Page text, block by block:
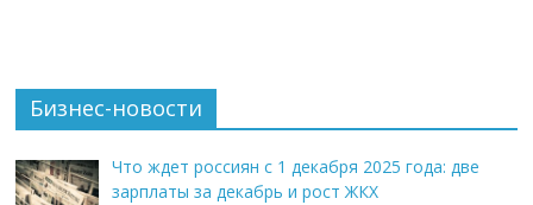
Бизнес-новости
Что ждет россиян с 1 декабря 2025 года: две
зарплаты за декабрь и рост ЖКХ